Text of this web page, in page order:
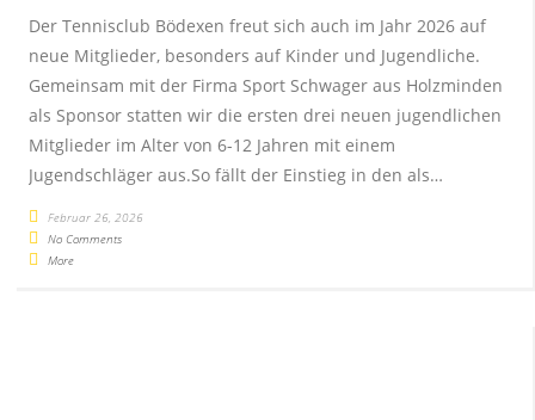
Der Tennisclub Bödexen freut sich auch im Jahr 2026 auf
neue Mitglieder, besonders auf Kinder und Jugendliche.
Gemeinsam mit der Firma Sport Schwager aus Holzminden
als Sponsor statten wir die ersten drei neuen jugendlichen
Mitglieder im Alter von 6-12 Jahren mit einem
Jugendschläger aus.So fällt der Einstieg in den als…
Februar 26, 2026
No Comments
More